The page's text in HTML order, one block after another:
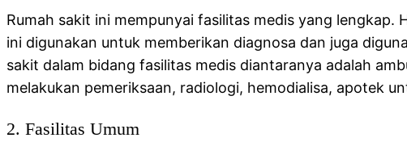
Rumah sakit ini mempunyai fasilitas medis yang
ini digunakan untuk memberikan diagnosa dan juga
sakit dalam bidang fasilitas medis diantaranya adalah
melakukan pemeriksaan, radiologi, hemodialisa, apotek
2. Fasilitas Umum